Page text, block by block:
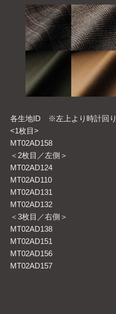
各生地ID ※左上より時計回り
<1枚目>
MT02AD158
＜2枚目／左側＞
MT02AD124
MT02AD110
MT02AD131
MT02AD132
＜3枚目／右側＞
MT02AD138
MT02AD151
MT02AD156
MT02AD157